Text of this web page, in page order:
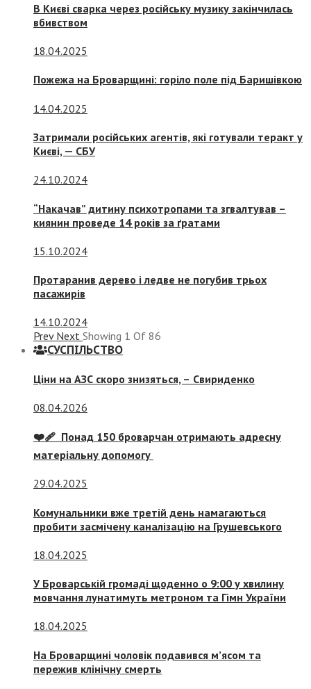
В Києві сварка через російську музику закінчилась
вбивством
18.04.2025
Пожежа на Броварщині: горіло поле під Баришівкою
14.04.2025
Затримали російських агентів, які готували теракт у
Києві, — СБУ
24.10.2024
“Накачав” дитину психотропами та згвалтував –
киянин проведе 14 років за ґратами
15.10.2024
Протаранив дерево і ледве не погубив трьох
пасажирів
14.10.2024
Prev Next Showing 1 Of 86
СУСПIЛЬСТВО
Ціни на АЗС скоро знизяться, – Свириденко
08.04.2026
❤️‍🩹 Понад 150 броварчан отримають адресну
матеріальну допомогу
29.04.2025
Комунальники вже третій день намагаються
пробити засмічену каналізацію на Грушевського
18.04.2025
У Броварській громаді щоденно о 9:00 у хвилину
мовчання лунатимуть метроном та Гімн України
18.04.2025
На Броварщині чоловік подавився м’ясом та
пережив клінічну смерть